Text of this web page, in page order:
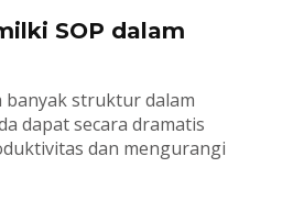
SOP dalam
banyak struktur dalam
dapat secara dramatis
dan mengurangi